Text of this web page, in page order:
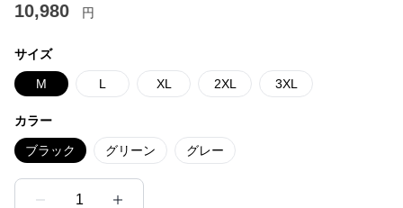
10,980 円
サイズ
M L XL 2XL 3XL
カラー
ブラック グリーン グレー
1